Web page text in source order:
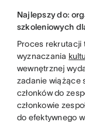
Najlepszy do:
szkoleniowych
Proces
wyznaczania
wewnętrznej
zadanie wiążące
członków do
członkowie
do efektywnego